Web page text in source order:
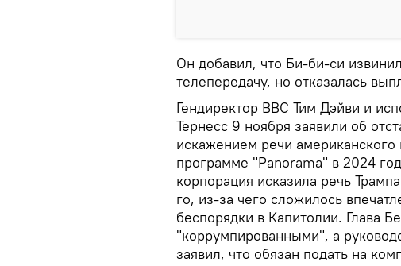
Он добавил, что Би-би-си
телепередачу, но отказалась
Гендиректор BBC Тим Дэйви и
Тернесс 9 ноября заявили об
искажением речи
программе "Panorama" в 2024
корпорация исказила речь
го, из-за чего сложилось
беспорядки в Капитолии. Глава
"коррумпированными", а
заявил, что обязан подать на